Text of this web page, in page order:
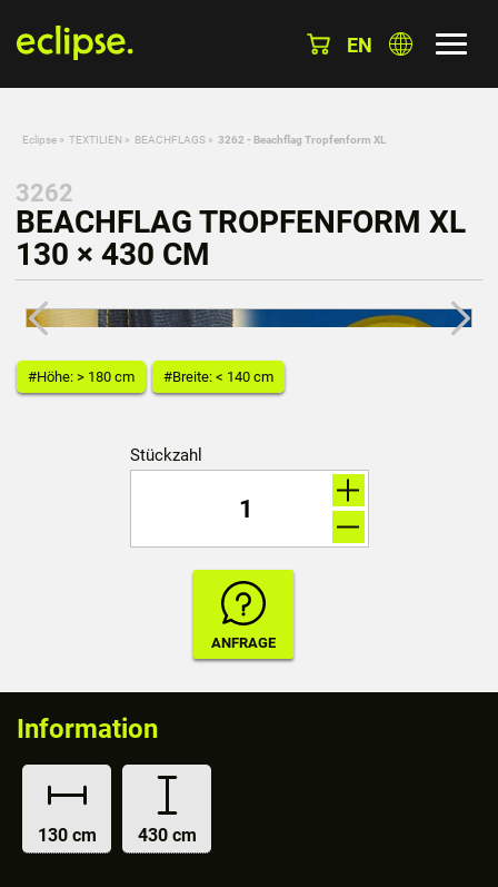
EN
Eclipse » TEXTILIEN » BEACHFLAGS » 3262 - Beachflag Tropfenform XL
3262
BEACHFLAG TROPFENFORM XL
130 × 430 CM
#Höhe: > 180 cm #Breite: < 140 cm
Stückzahl
Information
130 cm 430 cm